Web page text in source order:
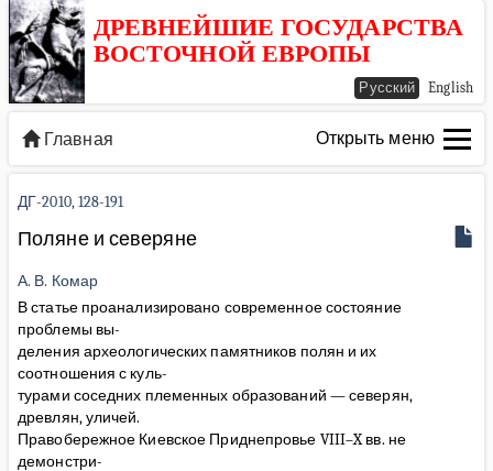
ДРЕВНЕЙШИЕ ГОСУДАРСТВА
ВОСТОЧНОЙ ЕВРОПЫ
Русский English
Главная Открыть меню
ДГ-2010, 128-191
Поляне и северяне
А. В. Комар
В статье проанализировано современное состояние
проблемы вы-
деления археологических памятников полян и их
соотношения с куль-
турами соседних племенных образований — северян,
древлян, уличей.
Правобережное Киевское Приднепровье VIII–X вв. не
демонстри-